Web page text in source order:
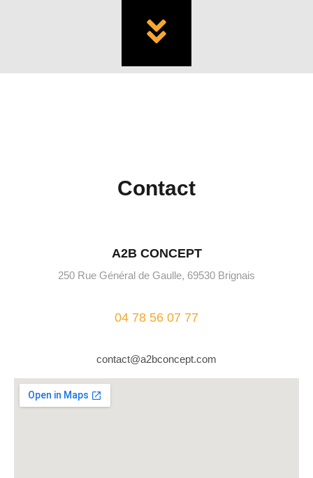
Contact
A2B CONCEPT
250 Rue Général de Gaulle, 69530 Brignais
04 78 56 07 77
contact@a2bconcept.com